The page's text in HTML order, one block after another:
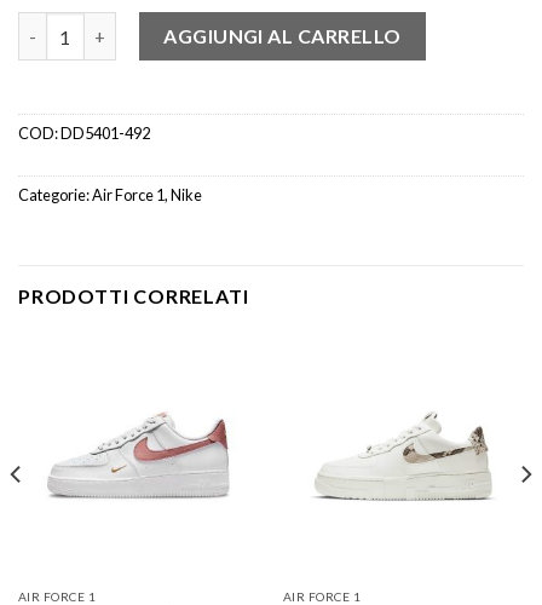
AGGIUNGI AL CARRELLO
COD:DD5401-492
Categorie:Air Force 1,Nike
PRODOTTI CORRELATI
AIR FORCE 1 AIR FORCE 1